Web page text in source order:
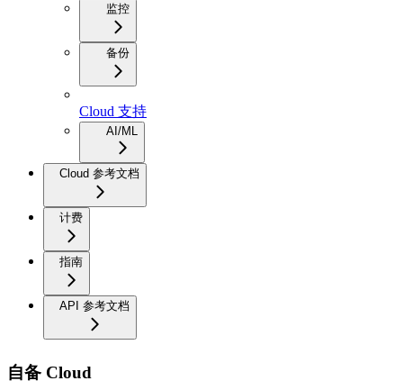
监控
备份
Cloud 支持
AI/ML
Cloud 参考文档
计费
指南
API 参考文档
自备 Cloud